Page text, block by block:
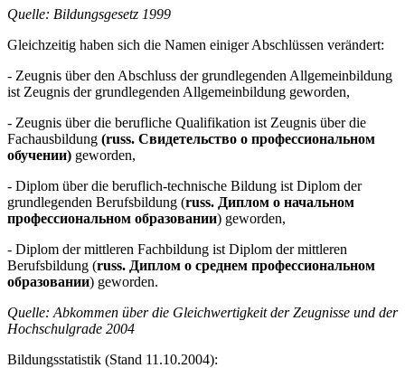
Quelle: Bildungsgesetz 1999
Gleichzeitig haben sich die Namen einiger Abschlüssen verändert:
- Zeugnis über den Abschluss der grundlegenden Allgemeinbildung
ist Zeugnis der grundlegenden Allgemeinbildung geworden,
- Zeugnis über die berufliche Qualifikation ist Zeugnis über die
Fachausbildung (russ. Свидетельство о профессиональном
обучении) geworden,
- Diplom über die beruflich-technische Bildung ist Diplom der
grundlegenden Berufsbildung (russ. Диплом о начальном
профессиональном образовании) geworden,
- Diplom der mittleren Fachbildung ist Diplom der mittleren
Berufsbildung (russ. Диплом о среднем профессиональном
образовании) geworden.
Quelle: Abkommen über die Gleichwertigkeit der Zeugnisse und der
Hochschulgrade 2004
Bildungsstatistik (Stand 11.10.2004):